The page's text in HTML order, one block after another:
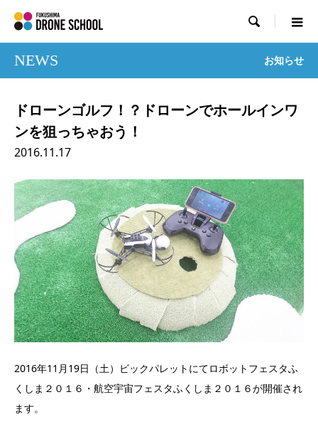

NEWS お知らせ
ドローンゴルフ！？ドローンでホールインワ
ンを狙っちゃおう！
2016.11.17
2016年11月19日（土）ビックパレットにてロボットフェスタふ
くしま２０１６・航空宇宙フェスタふくしま２０１６が開催され
ます。